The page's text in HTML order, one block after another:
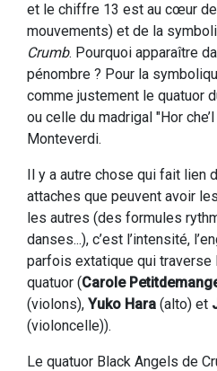
et le chiffre 13 est au cœur
mouvements) et de la
Crumb. Pourquoi apparaître
pénombre ? Pour la
comme justement le quatuor
ou celle du madrigal "Hor
Monteverdi.
Il y a autre chose qui fait lien
attaches que peuvent avoir
les autres (des formules
danses...), c’est l’intensité,
parfois extatique qui traverse
quatuor (Carole
(violons), Yuko Hara (alto) et
(violoncelle)).
Le quatuor Black Angels de